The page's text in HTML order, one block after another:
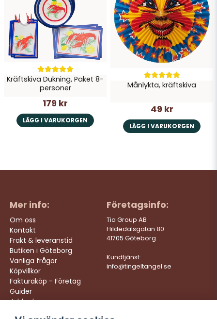
Kräftskiva Dukning, Paket 8-
personer
179 kr
LÄGG I VARUKORGEN
Månlykta, kräftskiva
49 kr
LÄGG I VARUKORGEN
Mer info:
Om oss
Kontakt
Frakt & leveranstid
Butiken i Göteborg
Vanliga frågor
Köpvillkor
Fakturaköp - Företag
Guider
Jobba hos oss
Företagsinfo:
Tia Group AB
Hildedalsgatan 80
41705 Göteborg
Kundtjänst:
info@tingeltangel.se